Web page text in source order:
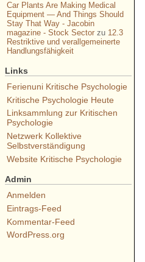
Car Plants Are Making Medical
Equipment — And Things Should
Stay That Way - Jacobin
magazine - Stock Sectorzu 12.3
Restriktive und verallgemeinerte
Handlungsfähigkeit
Links
Ferienuni Kritische Psychologie
Kritische Psychologie Heute
Linksammlung zur Kritischen
Psychologie
Netzwerk Kollektive
Selbstverständigung
Website Kritische Psychologie
Admin
Anmelden
Eintrags-Feed
Kommentar-Feed
WordPress.org